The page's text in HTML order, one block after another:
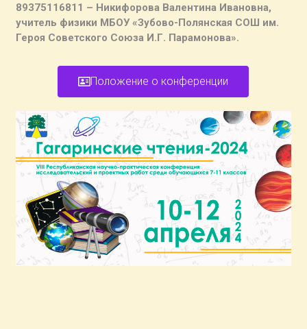
89375116811 – Никифорова Валентина Ивановна,
учитель физики МБОУ «Зубово-Полянская СОШ им.
Героя Советского Союза И.Г. Парамонова».
Положение о конференции